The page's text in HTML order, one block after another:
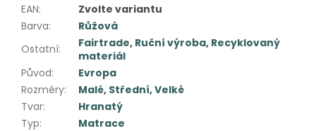
EAN:
Zvolte variantu
Barva:
Růžová
Ostatní: Fairtrade, Ruční výroba, Recyklovaný
materiál
Původ:
Evropa
Rozměry: Malé, Střední,Velké
Tvar:
Hranatý
Typ: Matrace